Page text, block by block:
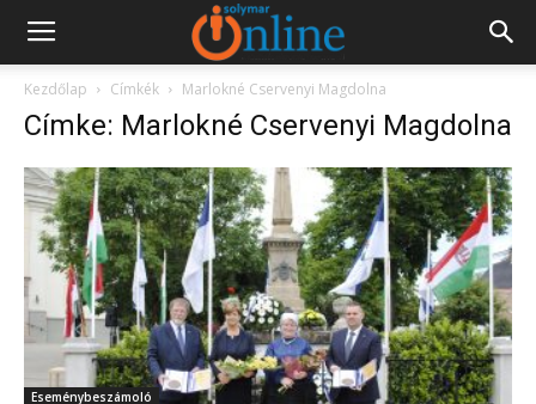
Kezdőlap Címkék Marlokné Cservenyi Magdolna
Címke: Marlokné Cservenyi Magdolna
Eseménybeszámoló